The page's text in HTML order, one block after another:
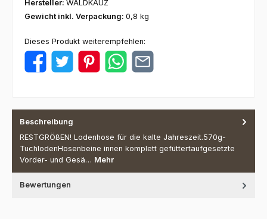
Hersteller: WALDKAUZ
Gewicht inkl. Verpackung: 0,8 kg
Dieses Produkt weiterempfehlen:
Beschreibung
RESTGRÖßEN! Lodenhose für die kalte Jahreszeit.570g-
TuchlodenHosenbeine innen komplett gefüttertaufgesetzte
Vorder- und Gesä… Mehr
Bewertungen